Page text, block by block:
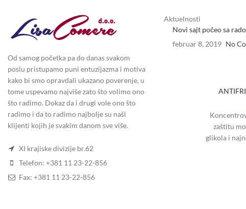
zaštitu
glikola i
korozije
Od samog početka pa do danas svakom
poslu pristupamo puni entuzijazma i motiva
kako bi smo opravdali ukazano poverenje, u
tome uspevamo najviše zato što volimo ono
što radimo. Dokaz da i drugi vole ono što
radimo i da to radimo najbolje su naši
klijenti kojih je svakim danom sve više.
XI krajiske divizije br.62
Telefon: +381 11 23-22-856
Fax: +381 11 23-22-856
Aktuelnosti
Novi sajt počeo sa
februar 8, 2019 No